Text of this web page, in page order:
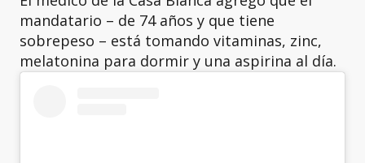
mandatario – de 74 años y que tiene
sobrepeso – está tomando vitaminas, zinc,
melatonina para dormir y una aspirina al día.